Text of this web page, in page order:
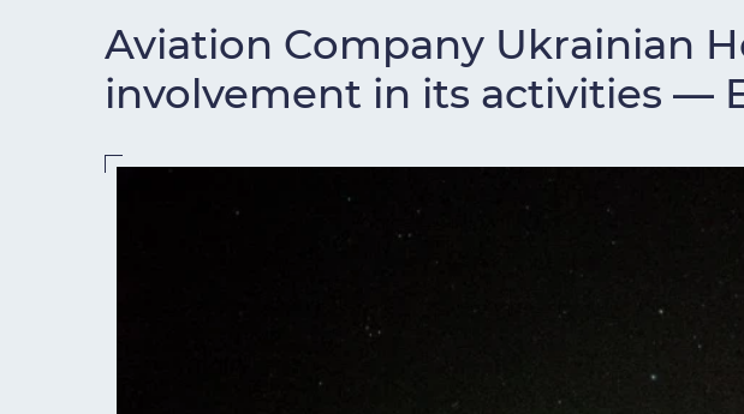
Aviation Company Ukrainian
involvement in its activities —